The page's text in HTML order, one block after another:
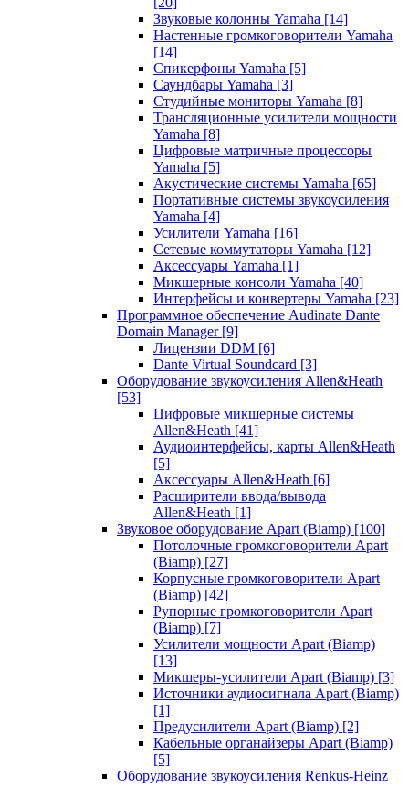
Звуковые колонны Yamaha [14]
Настенные громкоговорители Yamaha
[14]
Спикерфоны Yamaha [5]
Саундбары Yamaha [3]
Студийные мониторы Yamaha [8]
Трансляционные усилители мощности
Yamaha [8]
Цифровые матричные процессоры
Yamaha [5]
Акустические системы Yamaha [65]
Портативные системы звукоусиления
Yamaha [4]
Усилители Yamaha [16]
Сетевые коммутаторы Yamaha [12]
Аксессуары Yamaha [1]
Микшерные консоли Yamaha [40]
Интерфейсы и конвертеры Yamaha [23]
Программное обеспечение Audinate Dante
Domain Manager [9]
Лицензии DDM [6]
Dante Virtual Soundcard [3]
Оборудование звукоусиления Allen&Heath
[53]
Цифровые микшерные системы
Allen&Heath [41]
Аудиоинтерфейсы, карты Allen&Heath
[5]
Аксессуары Allen&Heath [6]
Расширители ввода/вывода
Allen&Heath [1]
Звуковое оборудование Apart (Biamp) [100]
Потолочные громкоговорители Apart
(Biamp) [27]
Корпусные громкоговорители Apart
(Biamp) [42]
Рупорные громкоговорители Apart
(Biamp) [7]
Усилители мощности Apart (Biamp)
[13]
Микшеры-усилители Apart (Biamp) [3]
Источники аудиосигнала Apart (Biamp)
[1]
Предусилители Apart (Biamp) [2]
Кабельные органайзеры Apart (Biamp)
[5]
Оборудование звукоусиления Renkus-Heinz